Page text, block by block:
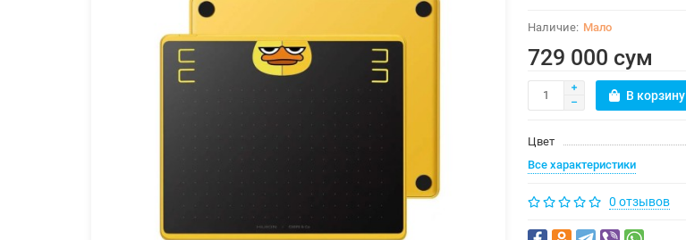
Мало
729 000 сум
В корзину
Цвет
Все характеристики
0 отзывов